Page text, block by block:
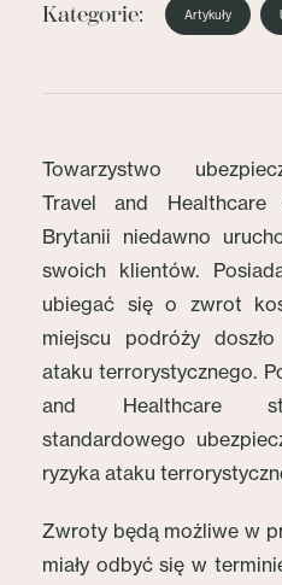
Kategorie: Artykuły
Towarzystwo
Travel and Healthcare
Brytanii niedawno
swoich klientów.
ubiegać się o zwrot
miejscu podróży
ataku terrorystycznego.
and Healthcare
standardowego
ryzyka ataku
Zwroty będą możliwe w
miały odbyć się w